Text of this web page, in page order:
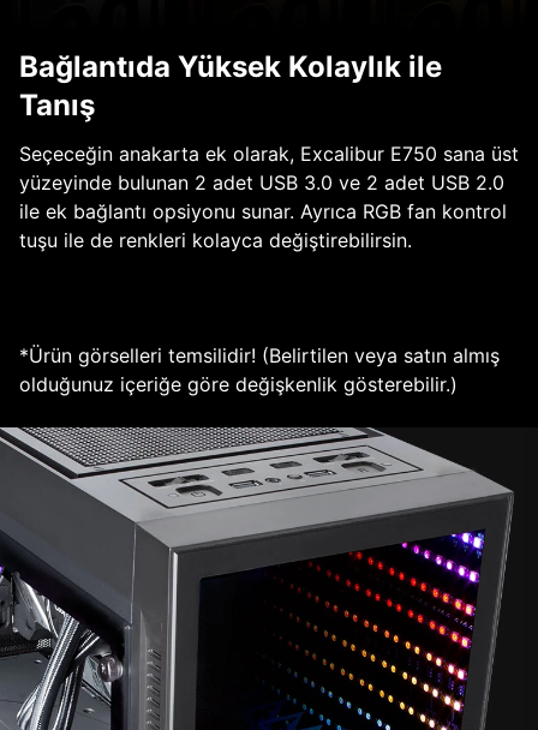
Bağlantıda Yüksek Kolaylık ile
Tanış
Seçeceğin anakarta ek olarak, Excalibur E750 sana üst
yüzeyinde bulunan 2 adet USB 3.0 ve 2 adet USB 2.0
ile ek bağlantı opsiyonu sunar. Ayrıca RGB fan kontrol
tuşu ile de renkleri kolayca değiştirebilirsin.
*Ürün görselleri temsilidir! (Belirtilen veya satın almış
olduğunuz içeriğe göre değişkenlik gösterebilir.)